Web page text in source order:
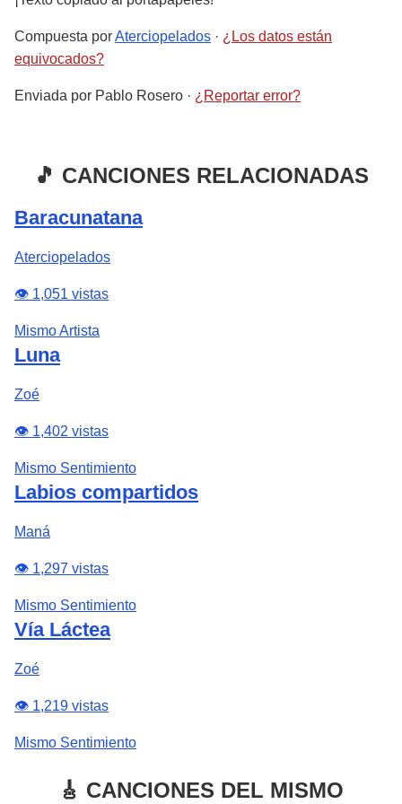
Compuesta porAterciopelados · ¿Los datos están
equivocados?
Enviada por Pablo Rosero · ¿Reportar error?
🎵 CANCIONES RELACIONADAS
Baracunatana
Aterciopelados
👁️ 1,051 vistas
Mismo Artista
Luna
Zoé
👁️ 1,402 vistas
Mismo Sentimiento
Labios compartidos
Maná
👁️ 1,297 vistas
Mismo Sentimiento
Vía Láctea
Zoé
👁️ 1,219 vistas
Mismo Sentimiento
🎸 CANCIONES DEL MISMO